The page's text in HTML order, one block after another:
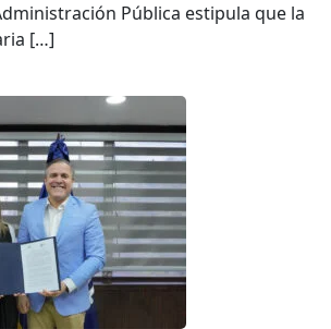
Pública estipula que la
[…]